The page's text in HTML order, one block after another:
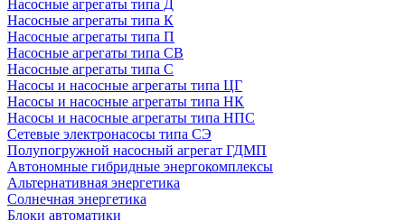
Насосные агрегаты типа Д
Насосные агрегаты типа К
Насосные агрегаты типа П
Насосные агрегаты типа СВ
Насосные агрегаты типа С
Насосы и насосные агрегаты типа ЦГ
Насосы и насосные агрегаты типа НК
Насосы и насосные агрегаты типа НПС
Сетевые электронасосы типа СЭ
Полупогружной насосный агрегат ГДМП
Автономные гибридные энергокомплексы
Альтернативная энергетика
Солнечная энергетика
Блоки автоматики